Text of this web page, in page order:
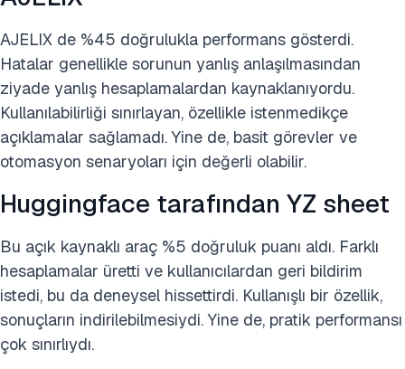
AJELIX de %45 doğrulukla performans gösterdi.
Hatalar genellikle sorunun yanlış anlaşılmasından
ziyade yanlış hesaplamalardan kaynaklanıyordu.
Kullanılabilirliği sınırlayan, özellikle istenmedikçe
açıklamalar sağlamadı. Yine de, basit görevler ve
otomasyon senaryoları için değerli olabilir.
Huggingface tarafından YZ sheet
Bu açık kaynaklı araç %5 doğruluk puanı aldı. Farklı
hesaplamalar üretti ve kullanıcılardan geri bildirim
istedi, bu da deneysel hissettirdi. Kullanışlı bir özellik,
sonuçların indirilebilmesiydi. Yine de, pratik performansı
çok sınırlıydı.